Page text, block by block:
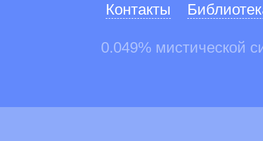
Контакты
0.049% мистической